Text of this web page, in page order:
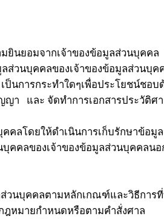
อมจากเจ้าของข้อมูลส่วนบุคคล
วนบุคคลของเจ้าของข้อมูลส่วนบุค
การกระทำใดๆเพื่อประโยชน์ชอ
และ จัดทำการเอกสารประวัติศ
ลโดยให้ดำเนินการเก็บรักษาข้อ
คคลของเจ้าของข้อมูลส่วนบุคคลน
นบุคคลตามหลักเกณฑ์และวิธีการ
ฎหมายกำหนดหรือตามคำสั่งศาล